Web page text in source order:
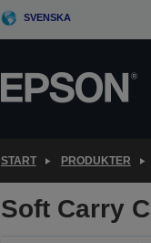
SVENSKA
START PRODUKTER
Soft Carry